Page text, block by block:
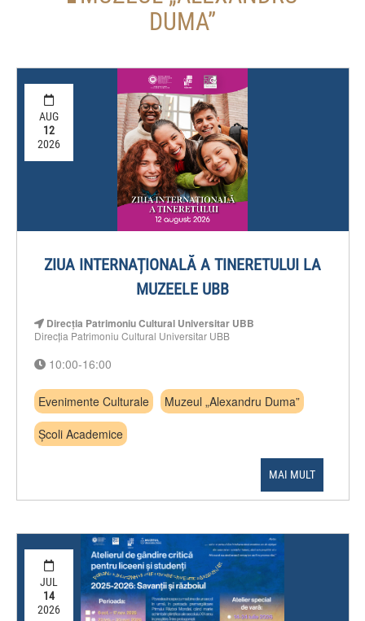
DUMA”
AUG
12
2026
ZIUA INTERNAȚIONALĂ A TINERETULUI LA
MUZEELE UBB
Direcția Patrimoniu Cultural Universitar UBB
Direcția Patrimoniu Cultural Universitar UBB
10:00-16:00
Evenimente Culturale
Muzeul „Alexandru Duma”
Școli Academice
MAI MULT
JUL
14
2026